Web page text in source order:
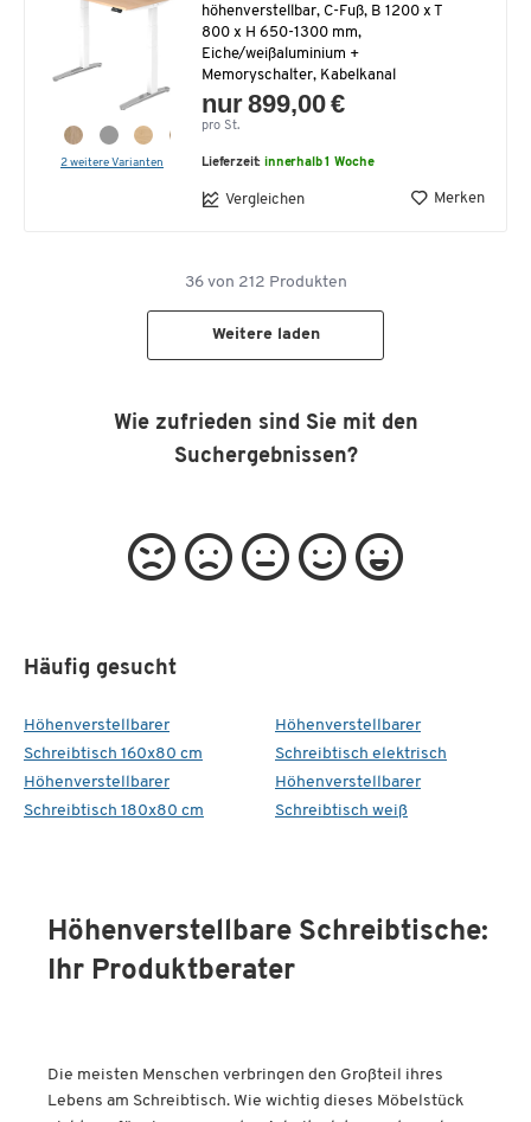
2 weitere Varianten
höhenverstellbar, C-Fuß, B 1200 x T
800 x H 650-1300 mm,
Eiche/weißaluminium +
Memoryschalter, Kabelkanal
nur 899,00 €
pro St.
Lieferzeit:innerhalb 1 Woche
Vergleichen Merken
36von 212 Produkten
Weitere laden
Wie zufrieden sind Sie mit den
Suchergebnissen?
Häufig gesucht
Höhenverstellbarer
Schreibtisch 160x80 cm
Höhenverstellbarer
Schreibtisch 180x80 cm
Höhenverstellbarer
Schreibtisch elektrisch
Höhenverstellbarer
Schreibtisch weiß
Höhenverstellbare Schreibtische:
Ihr Produktberater
Die meisten Menschen verbringen den Großteil ihres
Lebens am Schreibtisch. Wie wichtig dieses Möbelstück